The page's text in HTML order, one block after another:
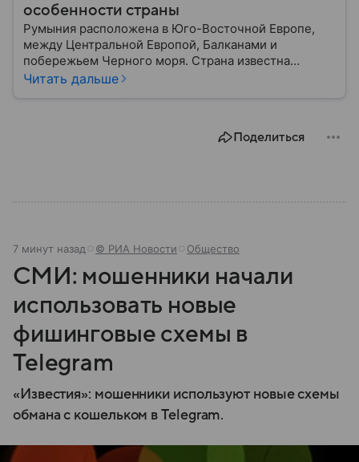
особенности страны
Румыния расположена в Юго-Восточной Европе,
между Центральной Европой, Балканами и
побережьем Черного моря. Страна известна
богатой историей, живописными Карпатскими
Читать дальше
Поделиться
7 минут назад © РИА Новости Общество
СМИ: мошенники начали
использовать новые
фишинговые схемы в
Telegram
«Известия»: мошенники используют новые схемы
обмана с кошельком в Telegram.